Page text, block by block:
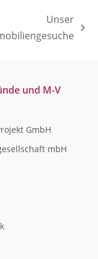
Unser
und M-V
GmbH
mbH